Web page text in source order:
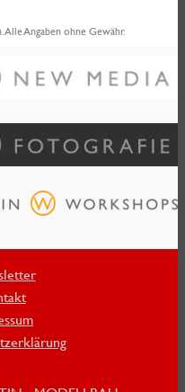
Angaben ohne Gewähr.